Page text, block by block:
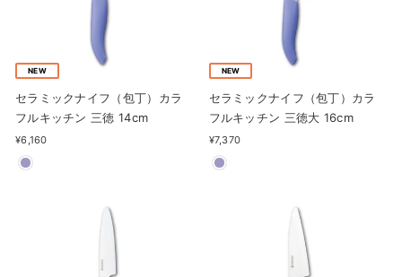
NEW
セラミックナイフ（包丁）カラ
フルキッチン 三徳 14cm
¥6,160
NEW
セラミックナイフ（包丁）カラ
フルキッチン 三徳大 16cm
¥7,370